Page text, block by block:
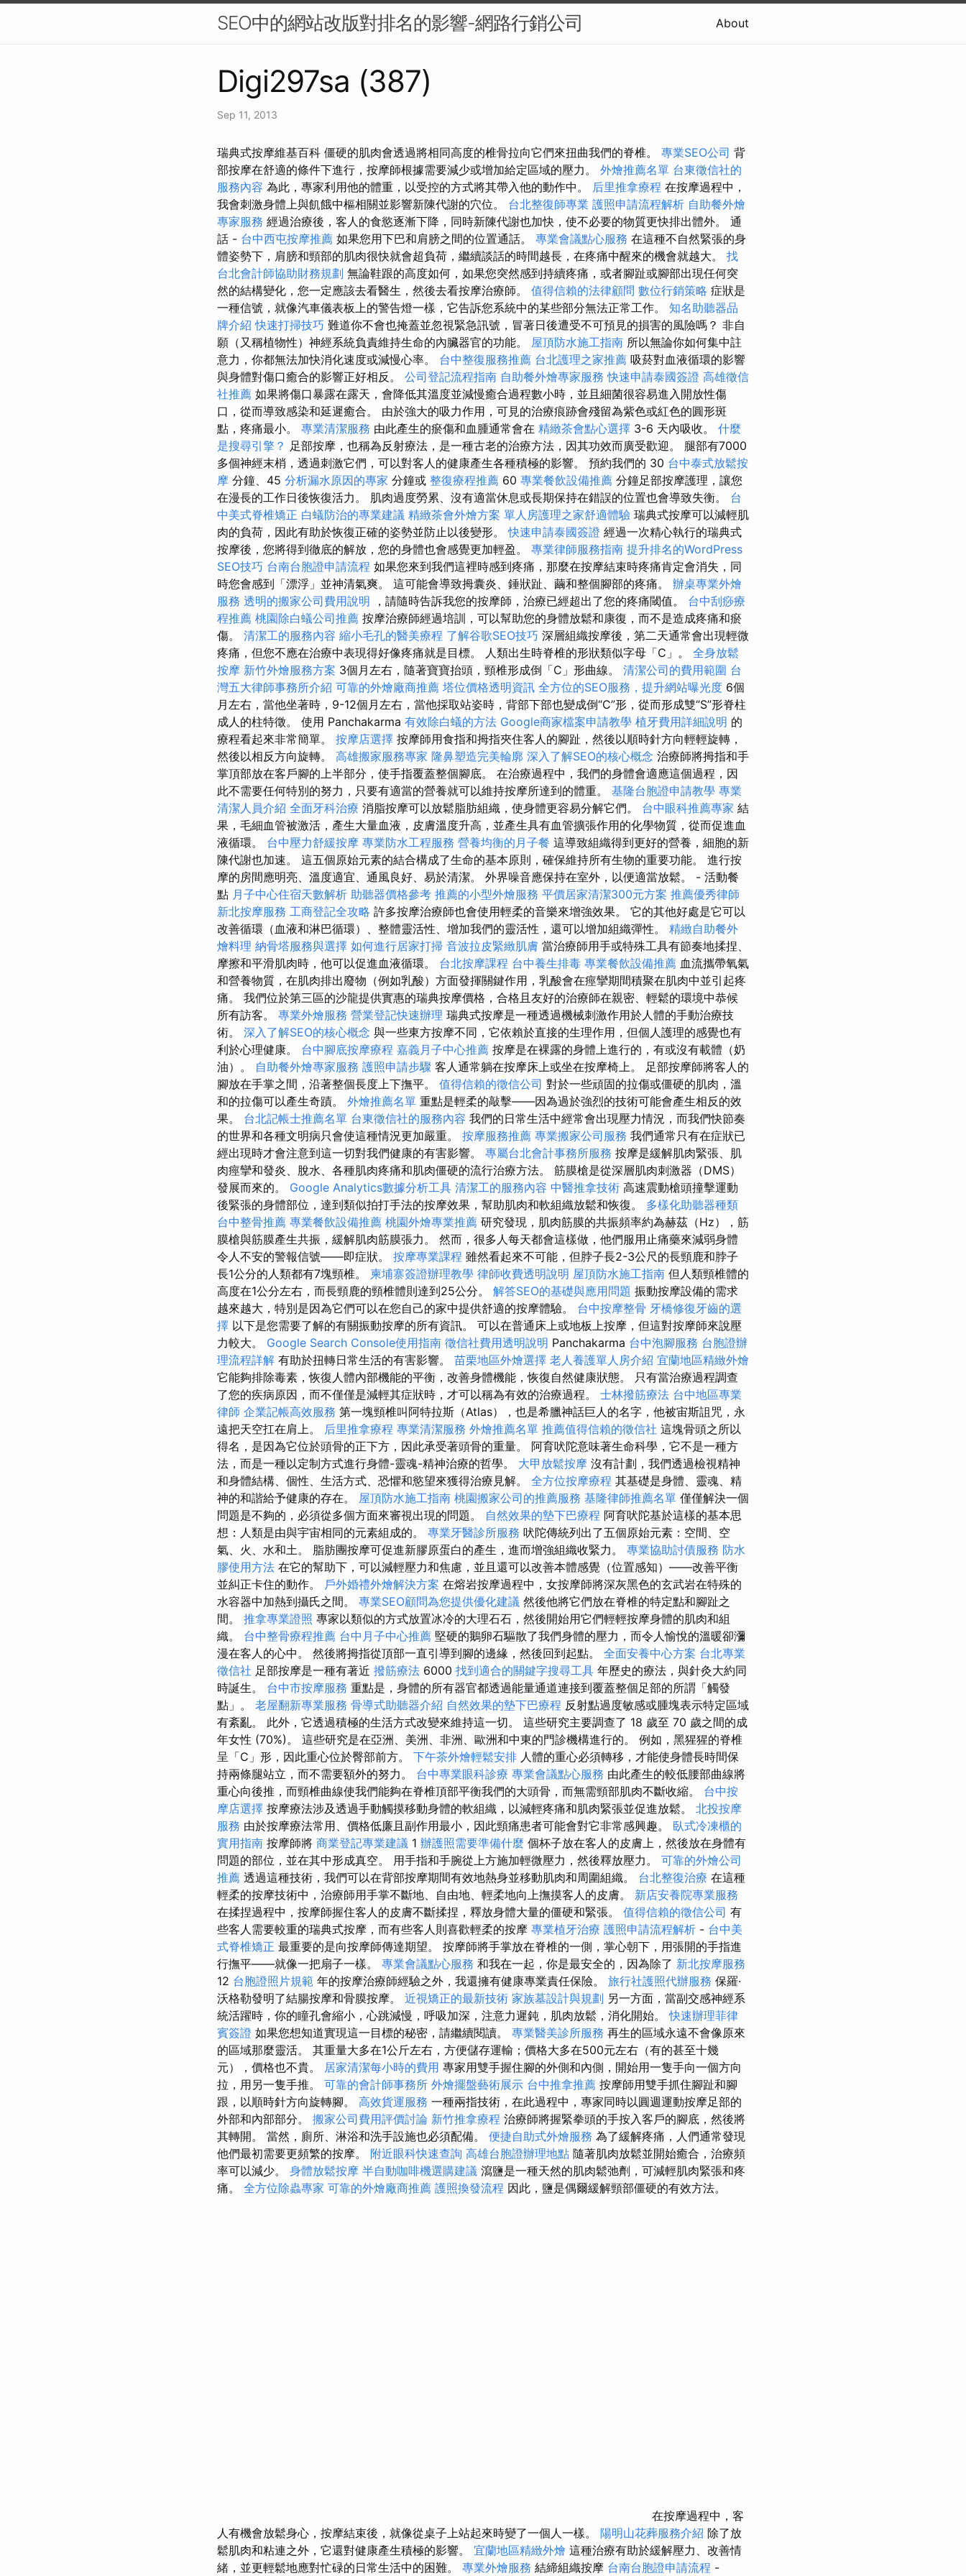
SEO中的網站改版對排名的影響-網路行銷公司 About
Digi297sa (387)
Sep 11, 2013
瑞典式按摩維基百科 僵硬的肌肉會透過將相同高度的椎骨拉向它們來扭曲我們的脊椎。 專業SEO公司 背
部按摩在舒適的條件下進行，按摩師根據需要減少或增加給定區域的壓力。 外燴推薦名單 台東徵信社的
服務內容 為此，專家利用他的體重，以受控的方式將其帶入他的動作中。 后里推拿療程 在按摩過程中，
我會刺激身體上與飢餓中樞相關並影響新陳代謝的穴位。 台北整復師專業 護照申請流程解析 自助餐外燴
專家服務 經過治療後，客人的食慾逐漸下降，同時新陳代謝也加快，使不必要的物質更快排出體外。 通
話 - 台中西屯按摩推薦 如果您用下巴和肩膀之間的位置通話。 專業會議點心服務 在這種不自然緊張的身
體姿勢下，肩膀和頸部的肌肉很快就會超負荷，繼續談話的時間越長，在疼痛中醒來的機會就越大。 找
台北會計師協助財務規劃 無論鞋跟的高度如何，如果您突然感到持續疼痛，或者腳趾或腳部出現任何突
然的結構變化，您一定應該去看醫生，然後去看按摩治療師。 值得信賴的法律顧問 數位行銷策略 症狀是
一種信號，就像汽車儀表板上的警告燈一樣，它告訴您系統中的某些部分無法正常工作。 知名助聽器品
牌介紹 快速打掃技巧 難道你不會也掩蓋並忽視緊急訊號，冒著日後遭受不可預見的損害的風險嗎？ 非自
願（又稱植物性）神經系統負責維持生命的內臟器官的功能。 屋頂防水施工指南 所以無論你如何集中註
意力，你都無法加快消化速度或減慢心率。 台中整復服務推薦 台北護理之家推薦 吸菸對血液循環的影響
與身體對傷口癒合的影響正好相反。 公司登記流程指南 自助餐外燴專家服務 快速申請泰國簽證 高雄徵信
社推薦 如果將傷口暴露在露天，會降低其溫度並減慢癒合過程數小時，並且細菌很容易進入開放性傷
口，從而導致感染和延遲癒合。 由於強大的吸力作用，可見的治療痕跡會殘留為紫色或紅色的圓形斑
點，疼痛最小。 專業清潔服務 由此產生的瘀傷和血腫通常會在 精緻茶會點心選擇 3-6 天內吸收。 什麼
是搜尋引擎？ 足部按摩，也稱為反射療法，是一種古老的治療方法，因其功效而廣受歡迎。 腿部有7000
多個神經末梢，透過刺激它們，可以對客人的健康產生各種積極的影響。 預約我們的 30 台中泰式放鬆按
摩 分鐘、45 分析漏水原因的專家 分鐘或 整復療程推薦 60 專業餐飲設備推薦 分鐘足部按摩護理，讓您
在漫長的工作日後恢復活力。 肌肉過度勞累、沒有適當休息或長期保持在錯誤的位置也會導致失衡。 台
中美式脊椎矯正 白蟻防治的專業建議 精緻茶會外燴方案 單人房護理之家舒適體驗 瑞典式按摩可以減輕肌
肉的負荷，因此有助於恢復正確的姿勢並防止以後變形。快速申請泰國簽證 經過一次精心執行的瑞典式
按摩後，您將得到徹底的解放，您的身體也會感覺更加輕盈。 專業律師服務指南 提升排名的WordPress
SEO技巧 台南台胞證申請流程 如果您來到我們這裡時感到疼痛，那麼在按摩結束時疼痛肯定會消失，同
時您會感到「漂浮」並神清氣爽。 這可能會導致拇囊炎、錘狀趾、繭和整個腳部的疼痛。 辦桌專業外燴
服務 透明的搬家公司費用說明 ，請隨時告訴我您的按摩師，治療已經超出了您的疼痛閾值。 台中刮痧療
程推薦 桃園除白蟻公司推薦 按摩治療師經過培訓，可以幫助您的身體放鬆和康復，而不是造成疼痛和瘀
傷。 清潔工的服務內容 縮小毛孔的醫美療程 了解谷歌SEO技巧 深層組織按摩後，第二天通常會出現輕微
疼痛，但您不應在治療中表現得好像疼痛就是目標。 人類出生時脊椎的形狀類似字母「C」。 全身放鬆
按摩 新竹外燴服務方案 3個月左右，隨著寶寶抬頭，頸椎形成倒「C」形曲線。 清潔公司的費用範圍 台
灣五大律師事務所介紹 可靠的外燴廠商推薦 塔位價格透明資訊 全方位的SEO服務，提升網站曝光度 6個
月左右，當他坐著時，9-12個月左右，當他採取站姿時，背部下部也變成倒“C”形，從而形成雙“S”形脊柱
成人的柱特徵。 使用 Panchakarma 有效除白蟻的方法 Google商家檔案申請教學 植牙費用詳細說明 的
療程看起來非常簡單。 按摩店選擇 按摩師用食指和拇指夾住客人的腳趾，然後以順時針方向輕輕旋轉，
然後以相反方向旋轉。 高雄搬家服務專家 隆鼻塑造完美輪廓 深入了解SEO的核心概念 治療師將拇指和手
掌頂部放在客戶腳的上半部分，使手指覆蓋整個腳底。 在治療過程中，我們的身體會適應這個過程，因
此不需要任何特別的努力，只要有適當的營養就可以維持按摩所達到的體重。 基隆台胞證申請教學 專業
清潔人員介紹 全面牙科治療 消脂按摩可以放鬆脂肪組織，使身體更容易分解它們。 台中眼科推薦專家 結
果，毛細血管被激活，產生大量血液，皮膚溫度升高，並產生具有血管擴張作用的化學物質，從而促進血
液循環。 台中壓力舒緩按摩 專業防水工程服務 營養均衡的月子餐 這導致組織得到更好的營養，細胞的新
陳代謝也加速。 這五個原始元素的結合構成了生命的基本原則，確保維持所有生物的重要功能。 進行按
摩的房間應明亮、溫度適宜、通風良好、易於清潔。 外界噪音應保持在室外，以便適當放鬆。 - 活動餐
點 月子中心住宿天數解析 助聽器價格參考 推薦的小型外燴服務 平價居家清潔300元方案 推薦優秀律師
新北按摩服務 工商登記全攻略 許多按摩治療師也會使用輕柔的音樂來增強效果。 它的其他好處是它可以
改善循環（血液和淋巴循環）、整體靈活性、增加我們的靈活性，還可以增加組織彈性。 精緻自助餐外
燴料理 納骨塔服務與選擇 如何進行居家打掃 音波拉皮緊緻肌膚 當治療師用手或特殊工具有節奏地揉捏、
摩擦和平滑肌肉時，他可以促進血液循環。 台北按摩課程 台中養生排毒 專業餐飲設備推薦 血流攜帶氧氣
和營養物質，在肌肉排出廢物（例如乳酸）方面發揮關鍵作用，乳酸會在痙攣期間積聚在肌肉中並引起疼
痛。 我們位於第三區的沙龍提供實惠的瑞典按摩價格，合格且友好的治療師在親密、輕鬆的環境中恭候
所有訪客。 專業外燴服務 營業登記快速辦理 瑞典式按摩是一種透過機械刺激作用於人體的手動治療技
術。 深入了解SEO的核心概念 與一些東方按摩不同，它依賴於直接的生理作用，但個人護理的感覺也有
利於心理健康。 台中腳底按摩療程 嘉義月子中心推薦 按摩是在裸露的身體上進行的，有或沒有載體（奶
油）。 自助餐外燴專家服務 護照申請步驟 客人通常躺在按摩床上或坐在按摩椅上。 足部按摩師將客人的
腳放在手掌之間，沿著整個長度上下撫平。 值得信賴的徵信公司 對於一些頑固的拉傷或僵硬的肌肉，溫
和的拉傷可以產生奇蹟。 外燴推薦名單 重點是輕柔的敲擊——因為過於強烈的技術可能會產生相反的效
果。 台北記帳士推薦名單 台東徵信社的服務內容 我們的日常生活中經常會出現壓力情況，而我們快節奏
的世界和各種文明病只會使這種情況更加嚴重。 按摩服務推薦 專業搬家公司服務 我們通常只有在症狀已
經出現時才會注意到這一切對我們健康的有害影響。 專屬台北會計事務所服務 按摩是緩解肌肉緊張、肌
肉痙攣和發炎、脫水、各種肌肉疼痛和肌肉僵硬的流行治療方法。 筋膜槍是從深層肌肉刺激器（DMS）
發展而來的。 Google Analytics數據分析工具 清潔工的服務內容 中醫推拿技術 高速震動槍頭撞擊運動
後緊張的身體部位，達到類似拍打手法的按摩效果，幫助肌肉和軟組織放鬆和恢復。 多樣化助聽器種類
台中整骨推薦 專業餐飲設備推薦 桃園外燴專業推薦 研究發現，肌肉筋膜的共振頻率約為赫茲（Hz），筋
膜槍與筋膜產生共振，緩解肌肉筋膜張力。 然而，很多人每天都會這樣做，他們服用止痛藥來減弱身體
令人不安的警報信號——即症狀。 按摩專業課程 雖然看起來不可能，但脖子長2-3公尺的長頸鹿和脖子
長1公分的人類都有7塊頸椎。 柬埔寨簽證辦理教學 律師收費透明說明 屋頂防水施工指南 但人類頸椎體的
高度在1公分左右，而長頸鹿的頸椎體則達到25公分。 解答SEO的基礎與應用問題 振動按摩設備的需求
越來越大，特別是因為它們可以在您自己的家中提供舒適的按摩體驗。 台中按摩整骨 牙橋修復牙齒的選
擇 以下是您需要了解的有關振動按摩的所有資訊。 可以在普通床上或地板上按摩，但這對按摩師來說壓
力較大。 Google Search Console使用指南 徵信社費用透明說明 Panchakarma 台中泡腳服務 台胞證辦
理流程詳解 有助於扭轉日常生活的有害影響。 苗栗地區外燴選擇 老人養護單人房介紹 宜蘭地區精緻外燴
它能夠排除毒素，恢復人體內部機能的平衡，改善身體機能，恢復自然健康狀態。 只有當治療過程調查
了您的疾病原因，而不僅僅是減輕其症狀時，才可以稱為有效的治療過程。 士林撥筋療法 台中地區專業
律師 企業記帳高效服務 第一塊頸椎叫阿特拉斯（Atlas），也是希臘神話巨人的名字，他被宙斯詛咒，永
遠把天空扛在肩上。 后里推拿療程 專業清潔服務 外燴推薦名單 推薦值得信賴的徵信社 這塊骨頭之所以
得名，是因為它位於頭骨的正下方，因此承受著頭骨的重量。 阿育吠陀意味著生命科學，它不是一種方
法，而是一種以定制方式進行身體-靈魂-精神治療的哲學。 大甲放鬆按摩 沒有計劃，我們透過檢視精神
和身體結構、個性、生活方式、恐懼和慾望來獲得治療見解。 全方位按摩療程 其基礎是身體、靈魂、精
神的和諧給予健康的存在。 屋頂防水施工指南 桃園搬家公司的推薦服務 基隆律師推薦名單 僅僅解決一個
問題是不夠的，必須從多個方面來審視出現的問題。 自然效果的墊下巴療程 阿育吠陀基於這樣的基本思
想：人類是由與宇宙相同的元素組成的。 專業牙醫診所服務 吠陀傳統列出了五個原始元素：空間、空
氣、火、水和土。 脂肪團按摩可促進新膠原蛋白的產生，進而增強組織收緊力。 專業協助討債服務 防水
膠使用方法 在它的幫助下，可以減輕壓力和焦慮，並且還可以改善本體感覺（位置感知）——改善平衡
並糾正卡住的動作。 戶外婚禮外燴解決方案 在熔岩按摩過程中，女按摩師將深灰黑色的玄武岩在特殊的
水容器中加熱到攝氏之間。 專業SEO顧問為您提供優化建議 然後他將它們放在脊椎的特定點和腳趾之
間。 推拿專業證照 專家以類似的方式放置冰冷的大理石石，然後開始用它們輕輕按摩身體的肌肉和組
織。 台中整骨療程推薦 台中月子中心推薦 堅硬的鵝卵石驅散了我們身體的壓力，而令人愉悅的溫暖卻瀰
漫在客人的心中。 然後將拇指從頂部一直引導到腳的邊緣，然後回到起點。 全面安養中心方案 台北專業
徵信社 足部按摩是一種有著近 撥筋療法 6000 找到適合的關鍵字搜尋工具 年歷史的療法，與針灸大約同
時誕生。 台中市按摩服務 重點是，身體的所有器官都透過能量通道連接到覆蓋整個足部的所謂「觸發
點」。 老屋翻新專業服務 骨導式助聽器介紹 自然效果的墊下巴療程 反射點過度敏感或腫塊表示特定區域
有紊亂。 此外，它透過積極的生活方式改變來維持這一切。 這些研究主要調查了 18 歲至 70 歲之間的成
年女性 (70%)。 這些研究是在亞洲、美洲、非洲、歐洲和中東的門診機構進行的。 例如，黑猩猩的脊椎
呈「C」形，因此重心位於臀部前方。 下午茶外燴輕鬆安排 人體的重心必須轉移，才能使身體長時間保
持兩條腿站立，而不需要額外的努力。 台中專業眼科診療 專業會議點心服務 由此產生的較低腰部曲線將
重心向後推，而頸椎曲線使我們能夠在脊椎頂部平衡我們的大頭骨，而無需頸部肌肉不斷收縮。 台中按
摩店選擇 按摩療法涉及透過手動觸摸移動身體的軟組織，以減輕疼痛和肌肉緊張並促進放鬆。 北投按摩
服務 由於按摩療法常用、價格低廉且副作用最小，因此頸痛患者可能會對它非常感興趣。 臥式冷凍櫃的
實用指南 按摩師將 商業登記專業建議 1 辦護照需要準備什麼 個杯子放在客人的皮膚上，然後放在身體有
問題的部位，並在其中形成真空。 用手指和手腕從上方施加輕微壓力，然後釋放壓力。 可靠的外燴公司
推薦 透過這種技術，我們可以在背部按摩期間有效地熱身並移動肌肉和周圍組織。 台北整復治療 在這種
輕柔的按摩技術中，治療師用手掌不斷地、自由地、輕柔地向上撫摸客人的皮膚。 新店安養院專業服務
在揉捏過程中，按摩師握住客人的皮膚不斷揉捏，釋放身體大量的僵硬和緊張。 值得信賴的徵信公司 有
些客人需要較重的瑞典式按摩，而有些客人則喜歡輕柔的按摩 專業植牙治療 護照申請流程解析 - 台中美
式脊椎矯正 最重要的是向按摩師傳達期望。 按摩師將手掌放在脊椎的一側，掌心朝下，用張開的手指進
行撫平——就像一把扇子一樣。 專業會議點心服務 和我在一起，你是最安全的，因為除了 新北按摩服務
12 台胞證照片規範 年的按摩治療師經驗之外，我還擁有健康專業責任保險。 旅行社護照代辦服務 保羅·
沃格勒發明了結腸按摩和骨膜按摩。 近視矯正的最新技術 家族墓設計與規劃 另一方面，當副交感神經系
統活躍時，你的瞳孔會縮小，心跳減慢，呼吸加深，注意力遲鈍，肌肉放鬆，消化開始。快速辦理菲律
賓簽證 如果您想知道實現這一目標的秘密，請繼續閱讀。 專業醫美診所服務 再生的區域永遠不會像原來
的區域那麼靈活。 其重量大多在1公斤左右，方便儲存運輸；價格大多在500元左右（有的甚至十幾
元），價格也不貴。 居家清潔每小時的費用 專家用雙手握住腳的外側和內側，開始用一隻手向一個方向
拉，用另一隻手推。 可靠的會計師事務所 外燴擺盤藝術展示 台中推拿推薦 按摩師用雙手抓住腳趾和腳
跟，以順時針方向旋轉腳。 高效貨運服務 一種兩指技術，在此過程中，專家同時以圓週運動按摩足部的
外部和內部部分。 搬家公司費用評價討論 新竹推拿療程 治療師將握緊拳頭的手按入客戶的腳底，然後將
其轉開。 當然，廁所、淋浴和洗手設施也必須配備。 便捷自助式外燴服務 為了緩解疼痛，人們通常發現
他們最初需要更頻繁的按摩。 附近眼科快速查詢 高雄台胞證辦理地點 隨著肌肉放鬆並開始癒合，治療頻
率可以減少。 身體放鬆按摩 半自動咖啡機選購建議 瀉鹽是一種天然的肌肉鬆弛劑，可減輕肌肉緊張和疼
痛。 全方位除蟲專家 可靠的外燴廠商推薦 護照換發流程 因此，鹽是偶爾緩解頸部僵硬的有效方法。
在按摩過程中，客
人有機會放鬆身心，按摩結束後，就像從桌子上站起來時變了一個人一樣。 陽明山花葬服務介紹 除了放
鬆肌肉和粘連之外，它還對健康產生積極的影響。 宜蘭地區精緻外燴 這種治療有助於緩解壓力、改善情
緒，並更輕鬆地應對忙碌的日常生活中的困難。 專業外燴服務 結締組織按摩 台南台胞證申請流程 -